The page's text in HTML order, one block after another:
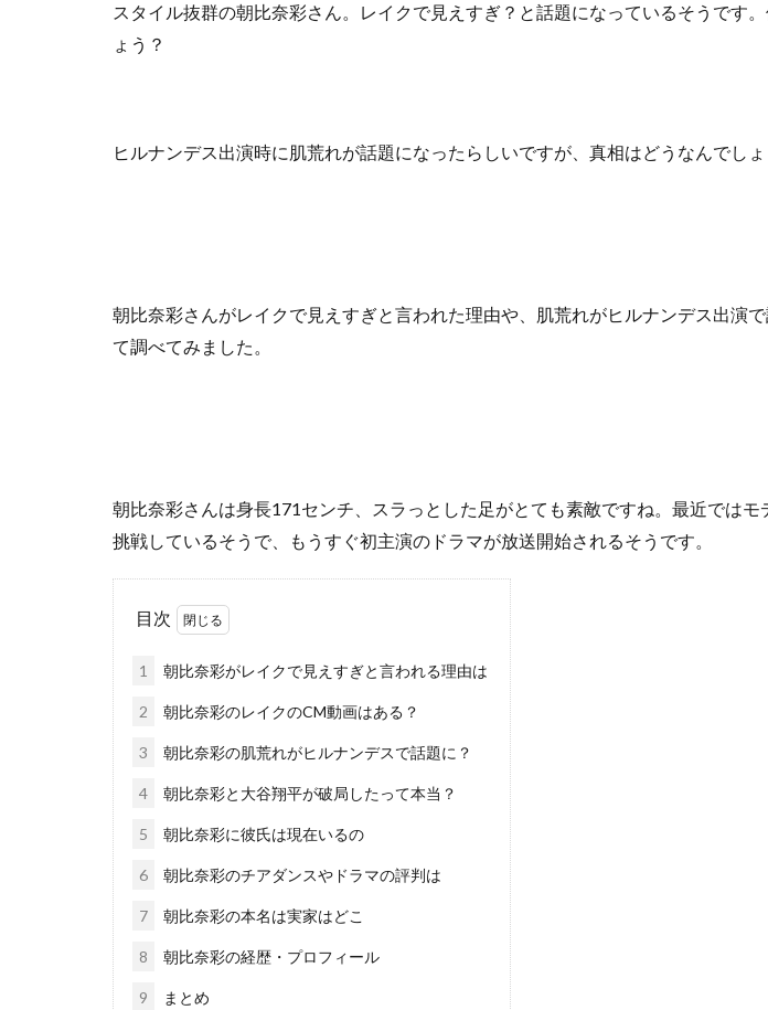
スタイル抜群の朝比奈彩さん。レイクで見えすぎ？と話題になっているそうです
ょう？
ヒルナンデス出演時に肌荒れが話題になったらしいですが、真相はどうなんでしょ
朝比奈彩さんがレイクで見えすぎと言われた理由や、肌荒れがヒルナンデス出演
て調べてみました。
朝比奈彩さんは身長171センチ、スラっとした足がとても素敵ですね。最近ではモ
挑戦しているそうで、もうすぐ初主演のドラマが放送開始されるそうです。
目次
1 朝比奈彩がレイクで見えすぎと言われる理由は
2 朝比奈彩のレイクのCM動画はある？
3 朝比奈彩の肌荒れがヒルナンデスで話題に？
4 朝比奈彩と大谷翔平が破局したって本当？
5 朝比奈彩に彼氏は現在いるの
6 朝比奈彩のチアダンスやドラマの評判は
7 朝比奈彩の本名は実家はどこ
8 朝比奈彩の経歴・プロフィール
9 まとめ